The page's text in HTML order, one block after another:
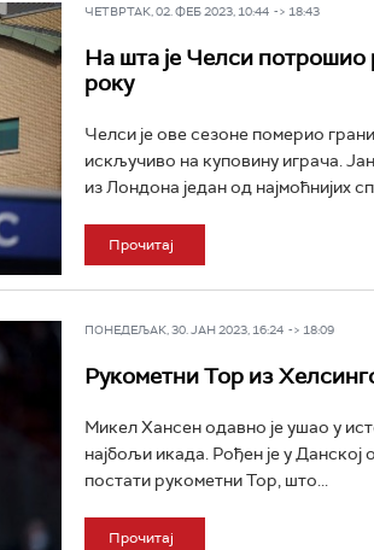
ЧЕТВРТАК, 02. ФЕБ 2023, 10:44 -> 18:43
На шта је Челси
року
Челси је ове сезоне померио
искључиво на куповину играча.
из Лондона један од најмоћнијих
Прочитај
ПОНЕДЕЉАК, 30. ЈАН 2023, 16:24 -> 18:09
Рукометни Тор из
Микел Хансен одавно је ушао у
најбољи икада. Рођен је у
постати рукометни Тор, што...
Прочитај